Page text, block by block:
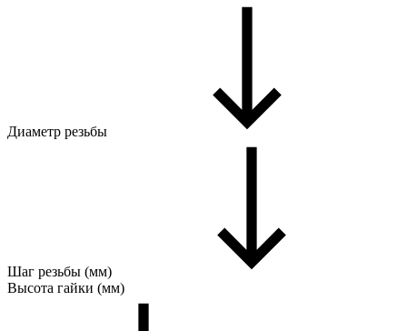
Диаметр резьбы
Шаг резьбы (мм)
Высота гайки (мм)